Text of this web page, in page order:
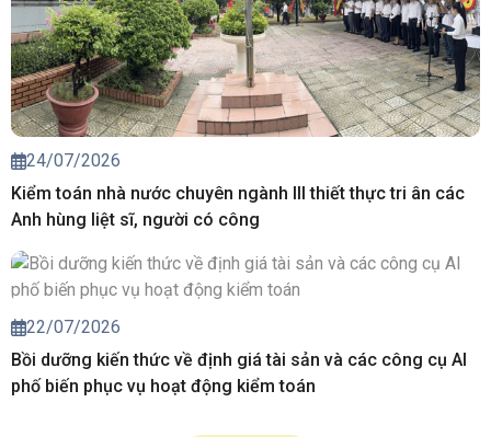
24/07/2026
Kiểm toán nhà nước chuyên ngành III thiết thực tri ân các
Anh hùng liệt sĩ, người có công
22/07/2026
Bồi dưỡng kiến thức về định giá tài sản và các công cụ AI
phố biến phục vụ hoạt động kiểm toán